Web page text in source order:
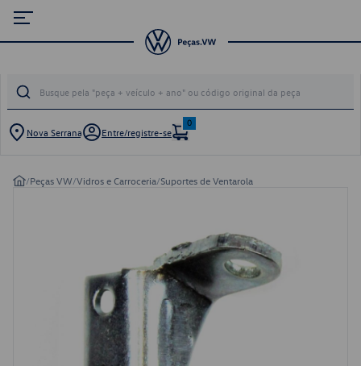
Nova Serrana Entre/registre-se
0
/Peças VW/Vidros e Carroceria/Suportes de Ventarola